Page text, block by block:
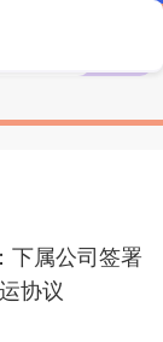
下属公司签署
协议